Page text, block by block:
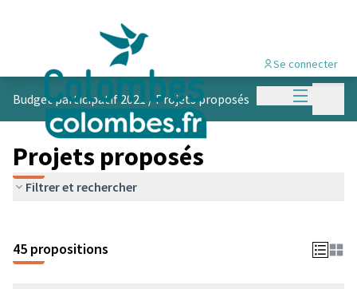
Menu
Se connecter
Budget participatif 2021 /Projets proposés
Projets proposés
Filtrer et rechercher
45 propositions